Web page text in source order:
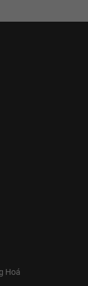
Hoá